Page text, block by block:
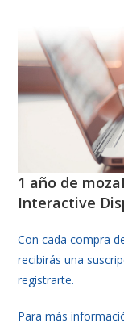
1 año de
Interactive
Con cada compra
recibirás una
registrarte.
Para más